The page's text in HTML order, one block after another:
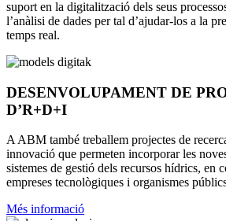
suport en la digitalització dels seus
l’anàlisi de dades per tal d’ajudar-los a la
temps real.
DESENVOLUPAMENT DE
D’R+D+I
A ABM també treballem projectes de
innovació que permeten incorporar les
sistemes de gestió dels recursos hídrics, en
empreses tecnològiques i organismes
Més informació